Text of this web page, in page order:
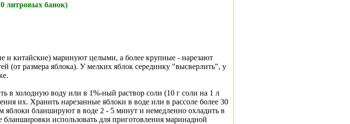
литровых банок)
и китайские) маринуют целыми, а более крупные - нарезают
(от размера яблока). У мелких яблок серединку "высверлить", у
в холодную воду или в 1%-ный раствор соли (10 г соли на 1 л
их. Хранить нарезанные яблоки в воде или в рассоле более 30
яблоки бланшируют в воде 2 - 5 минут и немедленно охладить в
использовать для приготовления маринадной